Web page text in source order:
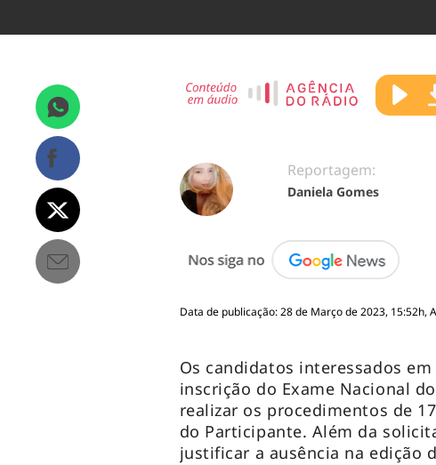
Reportagem:
Daniela Gomes
Data de publicação: 28 de Março de 2023, 15:52h,
Os candidatos interessados
inscrição do Exame Nacional
realizar os procedimentos de
do Participante. Além da
justificar a ausência na edição